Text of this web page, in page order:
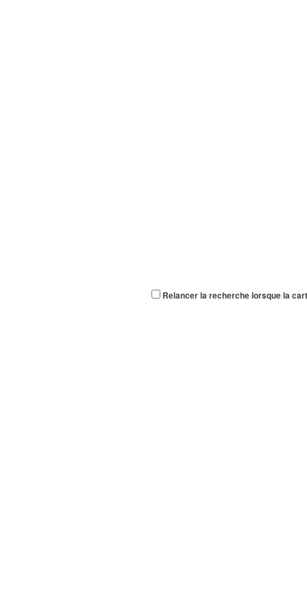
Relancer la recherche lorsque la